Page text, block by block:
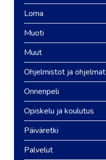
Loma
Muoti
Muut
Ohjelmistot ja ohjelmat
Onnenpeli
Opiskelu ja koulutus
Päiväretki
Palvelut